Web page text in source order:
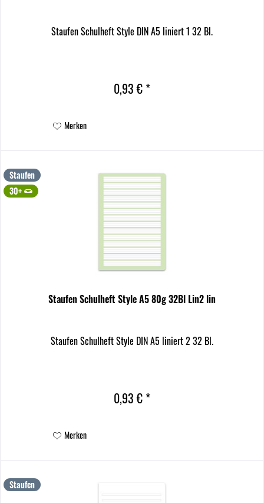
Staufen Schulheft Style DIN A5 liniert 1 32 Bl.
0,93 € *
Merken
Staufen
30+
Staufen Schulheft Style A5 80g 32Bl Lin2 lin
Staufen Schulheft Style DIN A5 liniert 2 32 Bl.
0,93 € *
Merken
Staufen